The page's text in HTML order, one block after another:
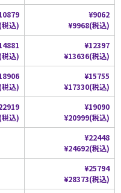
込)
¥9062
¥9968(税込)
込)
¥12397
¥13636(税込)
込)
¥15755
¥17330(税込)
込)
¥19090
¥20999(税込)
¥22448
¥24692(税込)
¥25794
¥28373(税込)